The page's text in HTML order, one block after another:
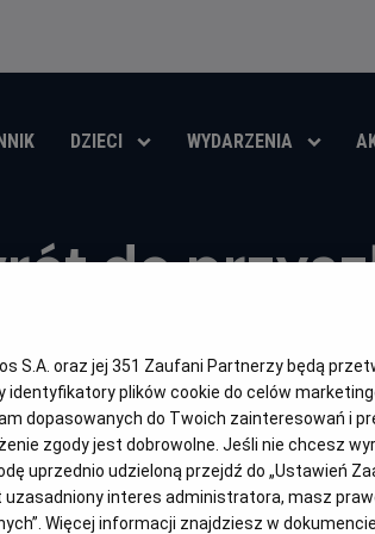
DZIECI WYDARZENIA
do
Part III Gatunek
Przygodowy / Akcja
wiek
Od 13
S.A. oraz jej 351 Zaufani Partnerzy będą
identyfikatory plików cookie do celów
dopasowanych do Twoich zainteresowań i
zgody jest dobrowolne. Jeśli nie chcesz
uprzednio udzieloną przejdź do „Ustawień
interes administratora, masz
Więcej informacji znajdziesz w dokumencie